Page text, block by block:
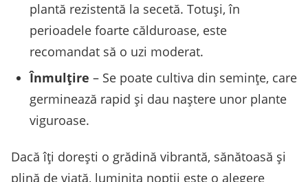
plantă rezistentă la secetă. Totuși, în
perioadele foarte călduroase, este
recomandat să o uzi moderat.
Înmulțire – Se poate cultiva din semințe, care
germinează rapid și dau naștere unor plante
viguroase.
Dacă îți dorești o grădină vibrantă, sănătoasă și
plină de viață, luminița nopții este o alegere